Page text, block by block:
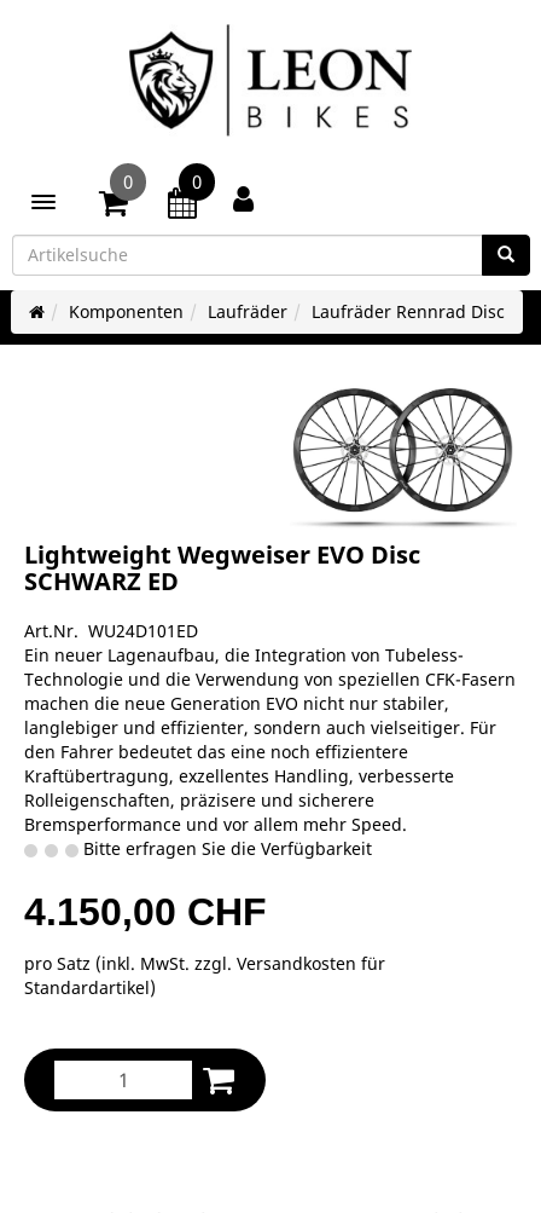
Toggle navigation
0 0
Komponenten Laufräder Laufräder Rennrad Disc
Lightweight Wegweiser EVO Disc
SCHWARZ ED
Art.Nr. WU24D101ED
Ein neuer Lagenaufbau, die Integration von Tubeless-
Technologie und die Verwendung von speziellen CFK-Fasern
machen die neue Generation EVO nicht nur stabiler,
langlebiger und effizienter, sondern auch vielseitiger. Für
den Fahrer bedeutet das eine noch effizientere
Kraftübertragung, exzellentes Handling, verbesserte
Rolleigenschaften, präzisere und sicherere
Bremsperformance und vor allem mehr Speed.
Bitte erfragen Sie die Verfügbarkeit
4.150,00 CHF
pro Satz (inkl. MwSt. zzgl. Versandkosten für
Standardartikel)